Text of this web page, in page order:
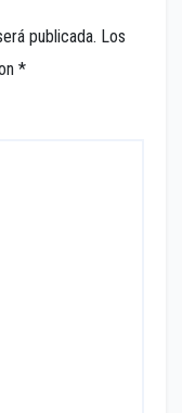
publicada. Los
*